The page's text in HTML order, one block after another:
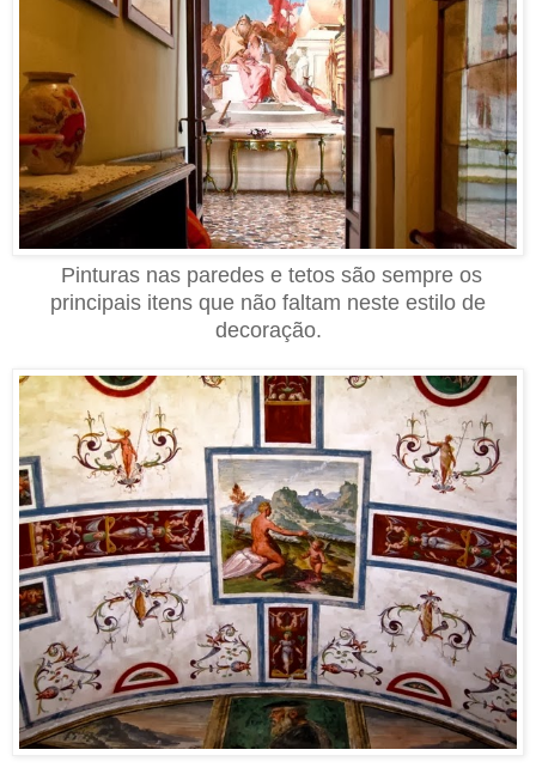
Pinturas nas paredes e tetos são sempre os
principais itens que não faltam neste estilo de
decoração.